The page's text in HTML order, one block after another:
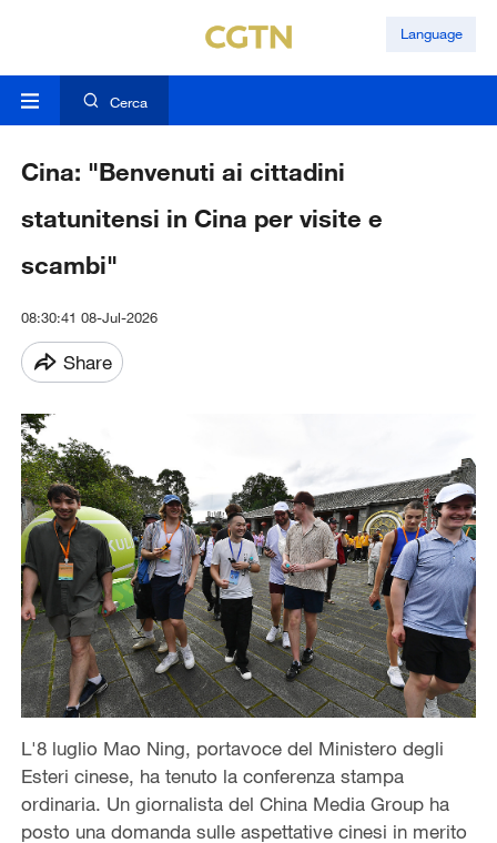
Language
Cerca
Cina: "Benvenuti ai cittadini
statunitensi in Cina per visite e
scambi"
08:30:41 08-Jul-2026
Share
L'8 luglio Mao Ning, portavoce del Ministero degli
Esteri cinese, ha tenuto la conferenza stampa
ordinaria. Un giornalista del China Media Group ha
posto una domanda sulle aspettative cinesi in merito